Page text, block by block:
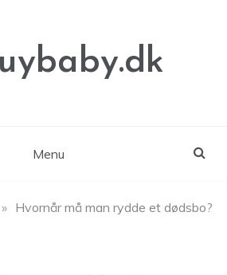
Menu
» Hvornår må man rydde et dødsbo?